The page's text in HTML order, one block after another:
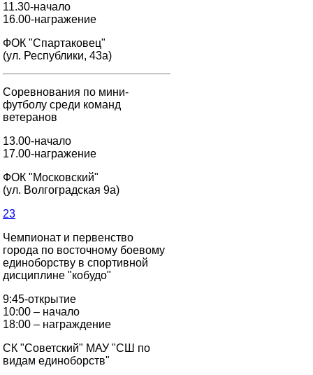
11.30-начало
16.00-награжение
ФОК "Спартаковец"
(ул. Республики, 43а)
Соревнования по мини-
футболу среди команд
ветеранов
13.00-начало
17.00-награжение
ФОК "Московский"
(ул. Волгоградская 9а)
23
Чемпионат и первенство
города по восточному боевому
единоборству в спортивной
дисциплине "кобудо"
9:45-открытие
10:00 – начало
18:00 – награждение
СК "Советский" МАУ "СШ по
видам единоборств"